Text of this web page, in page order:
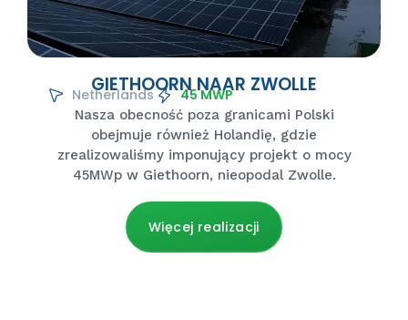
GIETHOORN NAAR ZWOLLE
Netherlands 45 MWP
Nasza obecność poza granicami Polski
obejmuje również Holandię, gdzie
zrealizowaliśmy imponujący projekt o mocy
45MWp w Giethoorn, nieopodal Zwolle.
Więcej realizacji